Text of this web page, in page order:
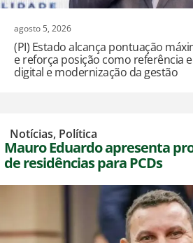
agosto 5, 2026
(PI) Estado alcança pontuação
e reforça posição como referência
digital e modernização da gestão
Notícias, Política
Mauro Eduardo apresenta
de residências para PCDs